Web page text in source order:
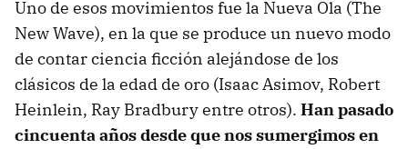
Uno de esos movimientos fue la Nueva Ola (The
New Wave), en la que se produce un nuevo modo
de contar ciencia ficción alejándose de los
clásicos de la edad de oro (Isaac Asimov, Robert
Heinlein, Ray Bradbury entre otros). Han pasado
cincuenta años desde que nos sumergimos en